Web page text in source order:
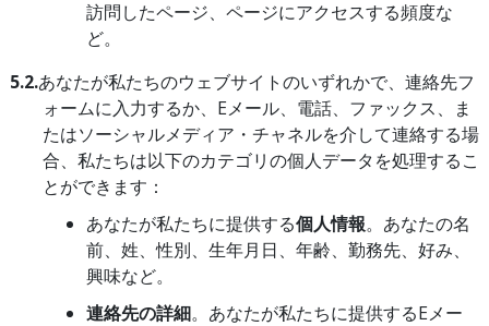
訪問したページ、ページにアクセスする頻度な
ど。
5.2.あなたが私たちのウェブサイトのいずれかで、連絡先フ
ォームに入力するか、Eメール、電話、ファックス、ま
たはソーシャルメディア・チャネルを介して連絡する場
合、私たちは以下のカテゴリの個人データを処理するこ
とができます：
あなたが私たちに提供する個人情報。あなたの名
前、姓、性別、生年月日、年齢、勤務先、好み、
興味など。
連絡先の詳細。あなたが私たちに提供するEメー